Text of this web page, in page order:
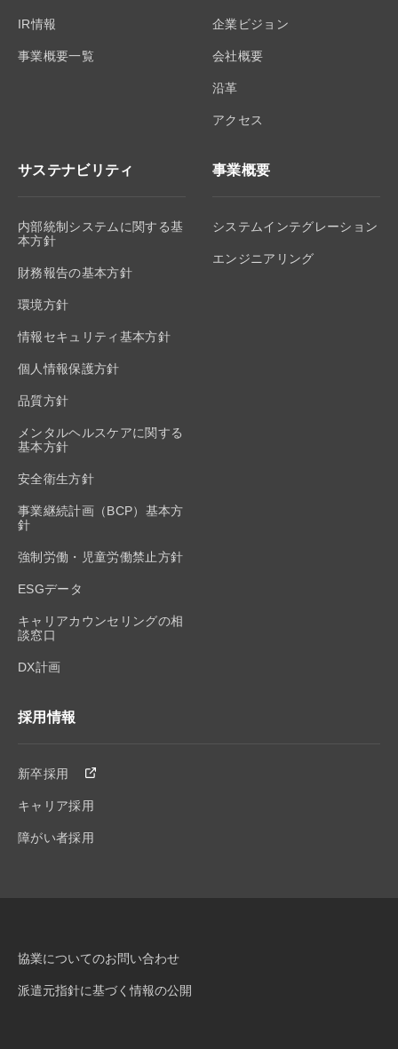
IR情報
事業概要一覧
企業ビジョン
会社概要
沿革
アクセス
サステナビリティ
内部統制システムに関する基
本方針
財務報告の基本方針
環境方針
情報セキュリティ基本方針
個人情報保護方針
品質方針
メンタルヘルスケアに関する
基本方針
安全衛生方針
事業継続計画（BCP）基本方
針
強制労働・児童労働禁止方針
ESGデータ
キャリアカウンセリングの相
談窓口
DX計画
事業概要
システムインテグレーション
エンジニアリング
採用情報
新卒採用
キャリア採用
障がい者採用
協業についてのお問い合わせ
派遣元指針に基づく情報の公開